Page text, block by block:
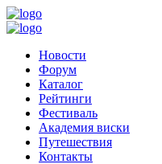
Новости
Форум
Каталог
Рейтинги
Фестиваль
Академия виски
Путешествия
Контакты